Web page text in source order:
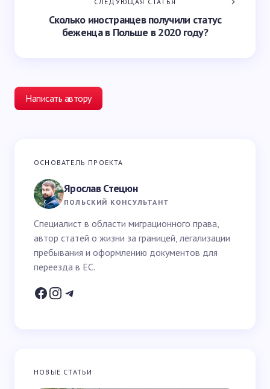
Сколько иностранцев получили статус
беженца в Польше в 2020 году?
Написать автору
Ваш адрес email не будет опубликован.
Ваш вопрос *
Ваше имя *
Email *
Запомнить имя и email для следующих
ОСНОВАТЕЛЬ ПРОЕКТА
Ярослав Стецюн
ПОЛЬСКИЙ КОНСУЛЬТАНТ
Специалист в области миграционного права,
автор статей о жизни за границей, легализации
пребывания и оформлению документов для
переезда в ЕС.
НОВЫЕ СТАТЬИ